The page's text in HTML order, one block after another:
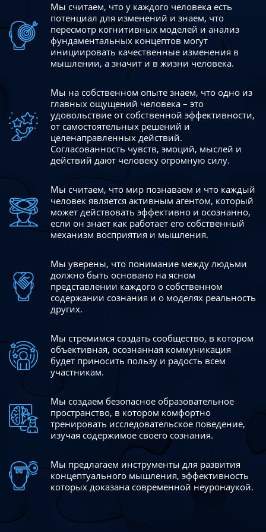
Мы считаем, что у каждого человека есть
потенциал для изменений и знаем, что
пересмотр когнитивных моделей и анализ
фундаментальных концептов могут
инициировать качественные изменения в
мышлении, а значит и в жизни человека.
Мы на собственном опыте знаем, что одно из
главных ощущений человека – это
удовольствие от собственной эффективности,
от самостоятельных решений и
целенаправленных действий.
Согласованность чувств, эмоций, мыслей и
действий дают человеку огромную силу.
Мы считаем, что мир познаваем и что каждый
человек является активным агентом, который
может действовать эффективно и осознанно,
если он знает как работает его собственный
механизм восприятия и мышления.
Мы уверены, что понимание между людьми
должно быть основано на ясном
представлении каждого о собственном
содержании сознания и о моделях реальность
других.
Мы стремимся создать сообщество, в котором
объективная, осознанная коммуникация
будет приносить пользу и радость всем
участникам.
Мы создаем безопасное образовательное
пространство, в котором комфортно
тренировать исследовательское поведение,
изучая содержимое своего сознания.
Мы предлагаем инструменты для развития
концептуального мышления, эффективность
которых доказана современной неуронаукой.